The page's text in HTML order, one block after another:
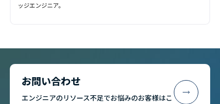
ッジエンジニア。
お問い合わせ
エンジニアのリソース不足でお悩みのお客様はこ